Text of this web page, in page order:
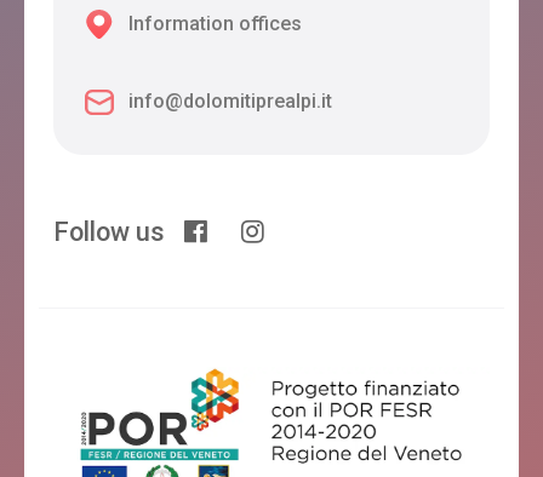
Information offices
info@dolomitiprealpi.it
Follow us